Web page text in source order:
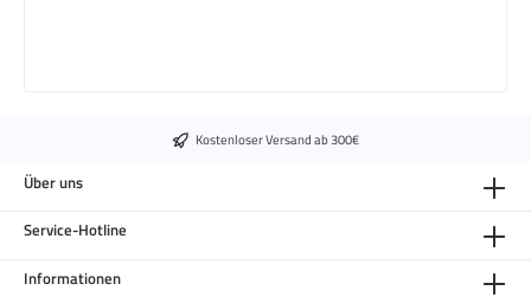
Kostenloser Versand ab 300€
Über uns
Service-Hotline
Informationen